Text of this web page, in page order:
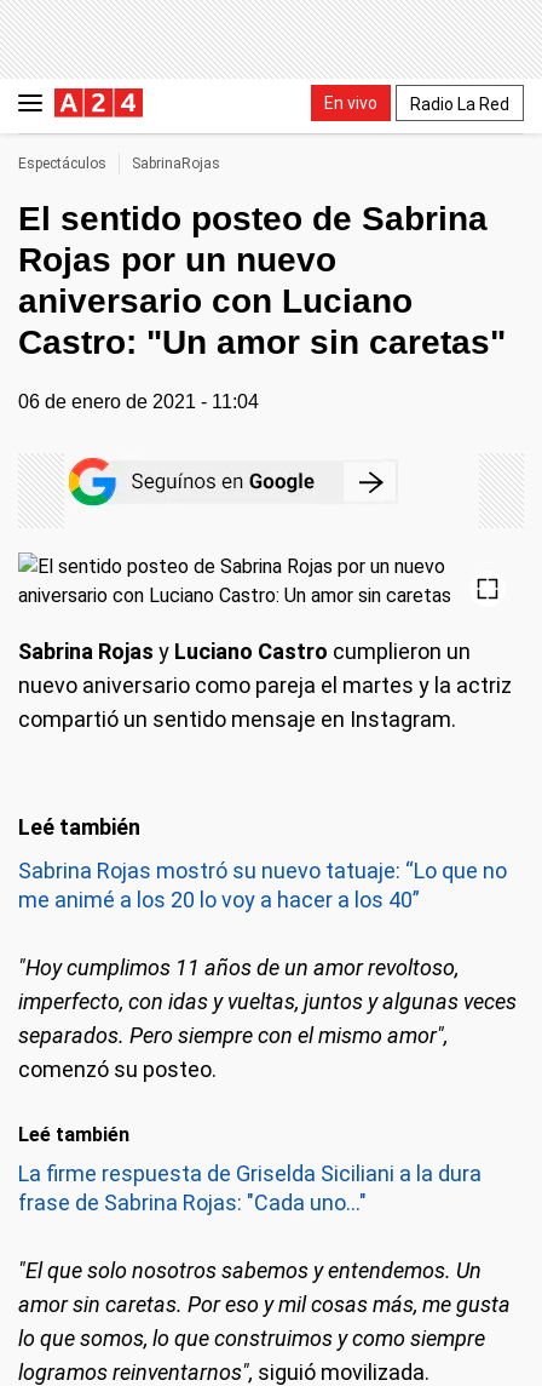
En vivo Radio La Red
Espectáculos SabrinaRojas
El sentido posteo de Sabrina
Rojas por un nuevo
aniversario con Luciano
Castro: "Un amor sin caretas"
06 de enero de 2021 - 11:04
Sabrina Rojas y Luciano Castro cumplieron un
nuevo aniversario como pareja el martes y la actriz
compartió un sentido mensaje en Instagram.
Sabrina Rojas mostró su nuevo tatuaje: “Lo que no
me animé a los 20 lo voy a hacer a los 40”
"Hoy cumplimos 11 años de un amor revoltoso,
imperfecto, con idas y vueltas, juntos y algunas veces
separados. Pero siempre con el mismo amor",
comenzó su posteo.
Leé también
La firme respuesta de Griselda Siciliani a la dura
frase de Sabrina Rojas: "Cada uno..."
"El que solo nosotros sabemos y entendemos. Un
amor sin caretas. Por eso y mil cosas más, me gusta
lo que somos, lo que construimos y como siempre
logramos reinventarnos", siguió movilizada.